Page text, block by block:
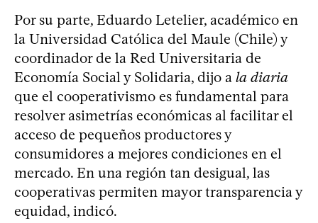
Por su parte, Eduardo Letelier, académico en
la Universidad Católica del Maule (Chile) y
coordinador de la Red Universitaria de
Economía Social y Solidaria, dijo a la diaria
que el cooperativismo es fundamental para
resolver asimetrías económicas al facilitar el
acceso de pequeños productores y
consumidores a mejores condiciones en el
mercado. En una región tan desigual, las
cooperativas permiten mayor transparencia y
equidad, indicó.